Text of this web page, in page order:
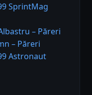
SprintMag
– Păreri
– Păreri
Astronaut